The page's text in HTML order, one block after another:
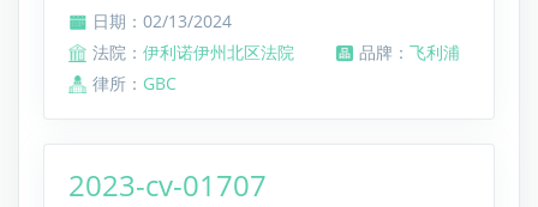
日期：02/13/2024
法院： 伊利诺伊州北区法院 品牌： 飞利浦
律所： GBC
2023-cv-01707